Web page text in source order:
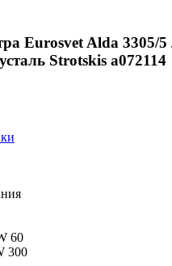
Eurosvet Alda 3305/5
Strotskis a072114
60
300